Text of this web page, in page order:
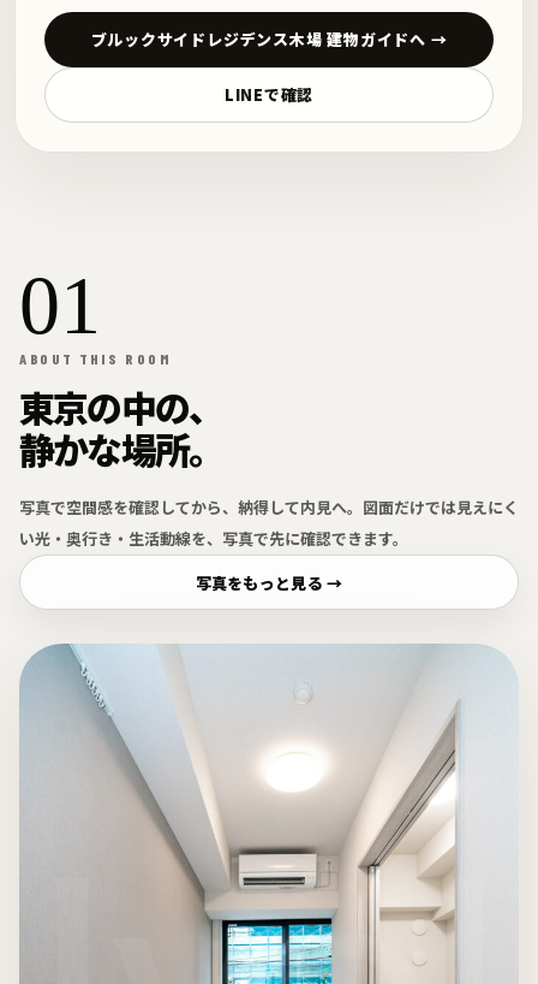
ブルックサイドレジデンス木場 建物ガイドへ →
LINEで確認
01
ABOUT THIS ROOM
東京の中の、
静かな場所。
写真で空間感を確認してから、納得して内見へ。図面だけでは見えにく
い光・奥行き・生活動線を、写真で先に確認できます。
写真をもっと見る →